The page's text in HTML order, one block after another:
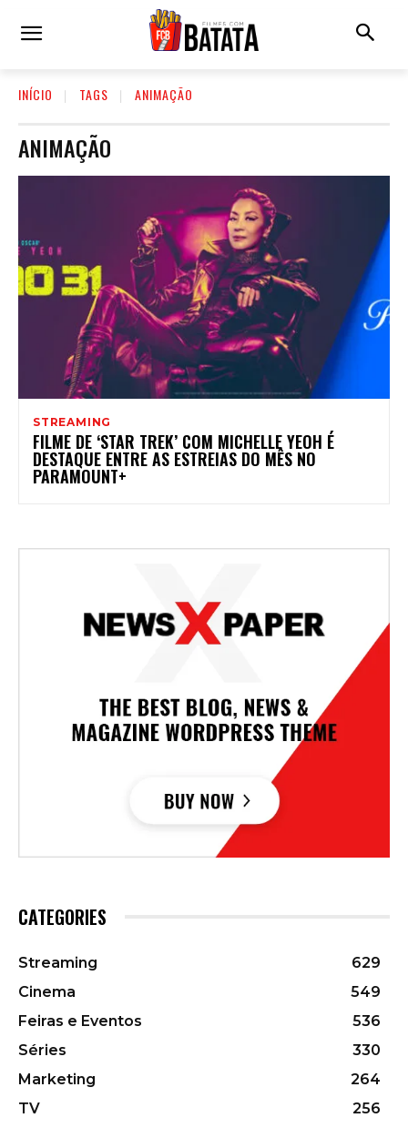
INÍCIO TAGS ANIMAÇÃO
ANIMAÇÃO
STREAMING
FILME DE ‘STAR TREK’ COM MICHELLE YEOH É
DESTAQUE ENTRE AS ESTREIAS DO MÊS NO
PARAMOUNT+
CATEGORIES
Streaming
629
Cinema
549
Feiras e Eventos
536
Séries
330
Marketing
264
TV
256